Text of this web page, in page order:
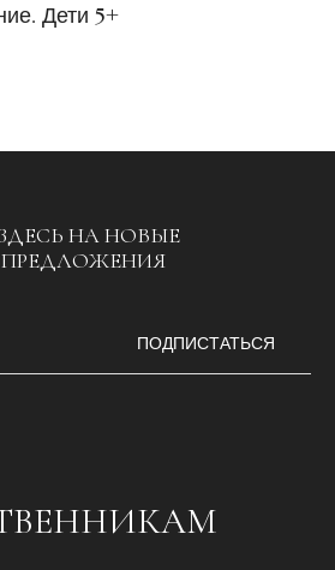
Дети 5+
НА НОВЫЕ
ПОДПИСТАТЬСЯ